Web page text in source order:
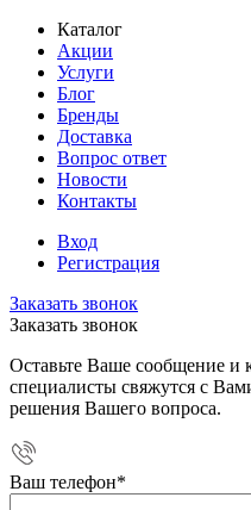
Каталог
Акции
Услуги
Блог
Бренды
Доставка
Вопрос ответ
Новости
Контакты
Вход
Регистрация
Заказать звонок
Заказать звонок
Оставьте Ваше сообщение и
специалисты свяжутся с
решения Вашего вопроса.
Ваш телефон*